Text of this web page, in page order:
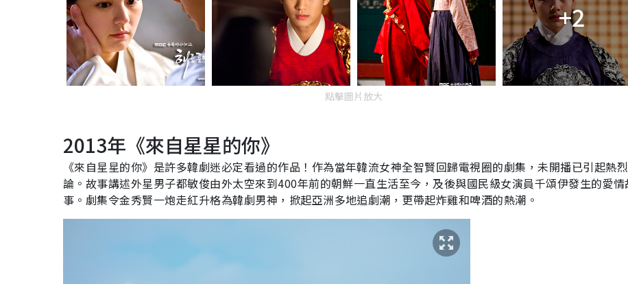
+2
點擊圖片放大
2013年《來自星星的你》
《來自星星的你》是許多韓劇迷必定看過的作品！作為當年韓流女神全智賢回歸電視圈的劇集，未開播已引起熱
論。故事講述外星男子都敏俊由外太空來到400年前的朝鮮一直生活至今，及後與國民級女演員千頌伊發生的愛情
事。劇集令金秀賢一炮走紅升格為韓劇男神，掀起亞洲多地追劇潮，更帶起炸雞和啤酒的熱潮。